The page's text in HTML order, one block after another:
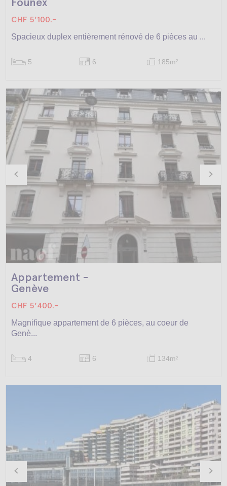
CHF 5'100.-
Spacieux duplex entièrement rénové de 6 pièces au ...
5 6 185m2
Appartement -
Genève
CHF 5'400.-
Magnifique appartement de 6 pièces, au coeur de
Genè...
4 6 134m2